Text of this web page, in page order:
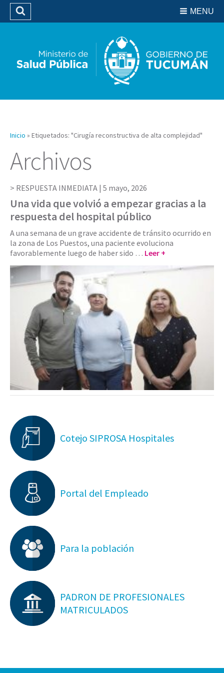
Biblioteca
MENU
Buscar
Inicio » Etiquetados: "Cirugía reconstructiva de alta complejidad"
Archivos
RESPUESTA INMEDIATA | 5 mayo, 2026
Una vida que volvió a empezar gracias a la
respuesta del hospital público
A una semana de un grave accidente de tránsito ocurrido en
la zona de Los Puestos, una paciente evoluciona
favorablemente luego de haber sido … Leer +
Cotejo SIPROSA Hospitales
Portal del Empleado
Para la población
PADRON DE PROFESIONALES
MATRICULADOS